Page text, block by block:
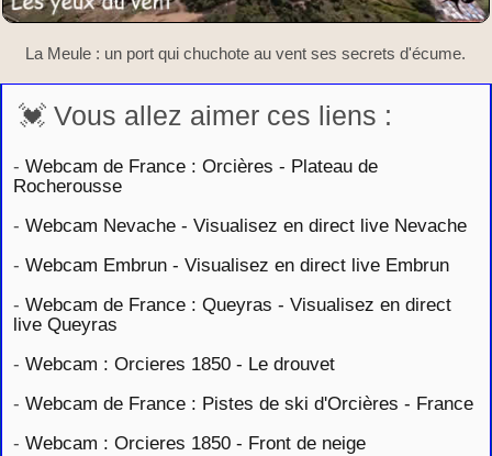
La Meule : un port qui chuchote au vent ses secrets d'écume.
💓 Vous allez aimer ces liens :
- Webcam de France : Orcières - Plateau de
Rocherousse
- Webcam Nevache - Visualisez en direct live Nevache
- Webcam Embrun - Visualisez en direct live Embrun
- Webcam de France : Queyras - Visualisez en direct
live Queyras
- Webcam : Orcieres 1850 - Le drouvet
- Webcam de France : Pistes de ski d'Orcières - France
- Webcam : Orcieres 1850 - Front de neige